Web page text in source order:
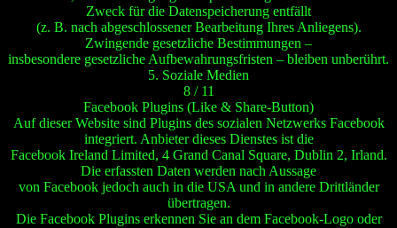
Zweck für die Datenspeicherung entfällt
(z. B. nach abgeschlossener Bearbeitung Ihres Anliegens).
Zwingende gesetzliche Bestimmungen –
insbesondere gesetzliche Aufbewahrungsfristen – bleiben unberührt.
5. Soziale Medien
8 / 11
Facebook Plugins (Like & Share-Button)
Auf dieser Website sind Plugins des sozialen Netzwerks Facebook
integriert. Anbieter dieses Dienstes ist die
Facebook Ireland Limited, 4 Grand Canal Square, Dublin 2, Irland.
Die erfassten Daten werden nach Aussage
von Facebook jedoch auch in die USA und in andere Drittländer
übertragen.
Die Facebook Plugins erkennen Sie an dem Facebook-Logo oder